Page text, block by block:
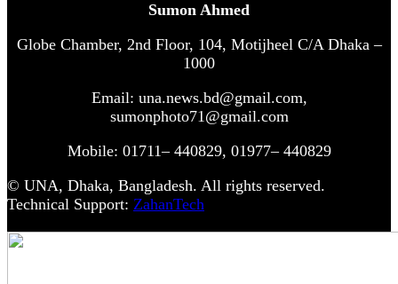
Sumon Ahmed
Globe Chamber, 2nd Floor, 104, Motijheel C/A Dhaka –
1000
Email: una.news.bd@gmail.com,
sumonphoto71@gmail.com
Mobile: 01711– 440829, 01977– 440829
© UNA, Dhaka, Bangladesh. All rights reserved.
Technical Support: ZahanTech